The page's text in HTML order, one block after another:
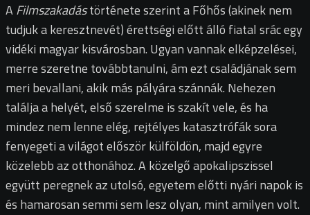
AFilmszakadástörténete szerint a Főhős (akinek nem
tudjuk a keresztnevét) érettségi előtt álló fiatal srác egy
vidéki magyar kisvárosban. Ugyan vannak elképzelései,
merre szeretne továbbtanulni, ám ezt családjának sem
meri bevallani, akik más pályára szánnák. Nehezen
találja a helyét, első szerelme is szakít vele, és ha
mindez nem lenne elég, rejtélyes katasztrófák sora
fenyegeti a világot először külföldön, majd egyre
közelebb az otthonához. A közelgő apokalipszissel
együtt peregnek az utolsó, egyetem előtti nyári napok is
és hamarosan semmi sem lesz olyan, mint amilyen volt.